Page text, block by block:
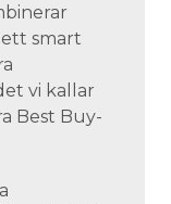
smart
vi kallar
Best Buy-